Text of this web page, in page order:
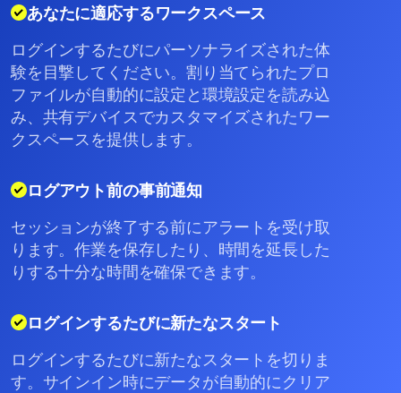
あなたに適応するワークスペース
ログインするたびにパーソナライズされた体
験を目撃してください。割り当てられたプロ
ファイルが自動的に設定と環境設定を読み込
み、共有デバイスでカスタマイズされたワー
クスペースを提供します。
ログアウト前の事前通知
セッションが終了する前にアラートを受け取
ります。作業を保存したり、時間を延長した
りする十分な時間を確保できます。
ログインするたびに新たなスタート
ログインするたびに新たなスタートを切りま
す。サインイン時にデータが自動的にクリア